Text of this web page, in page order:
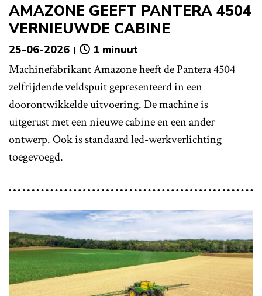
AMAZONE GEEFT PANTERA 4504
VERNIEUWDE CABINE
25-06-2026 1 minuut
Machinefabrikant Amazone heeft de Pantera 4504
zelfrijdende veldspuit gepresenteerd in een
doorontwikkelde uitvoering. De machine is
uitgerust met een nieuwe cabine en een ander
ontwerp. Ook is standaard led-werkverlichting
toegevoegd.